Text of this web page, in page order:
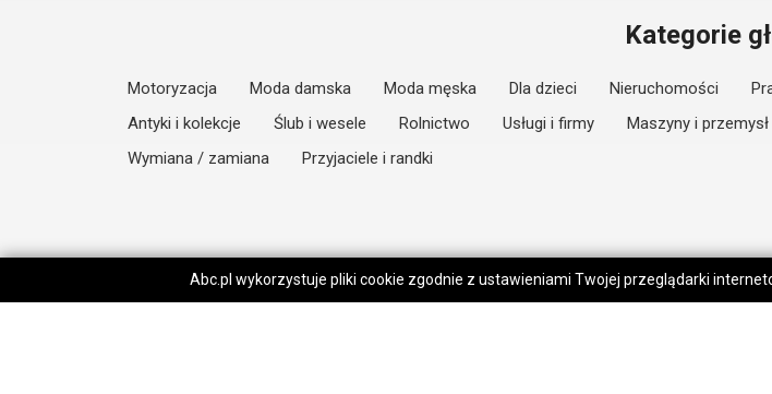
Kategorie
Motoryzacja Moda damska Moda męska Dla dzieci Nieruchomości
Antyki i kolekcje
Ślub i wesele Rolnictwo Usługi i firmy Maszyny i przemysł
Wymiana / zamiana
Przyjaciele i randki
Abc.pl wykorzystuje pliki cookie zgodnie z ustawieniami Twojej przeglądarki